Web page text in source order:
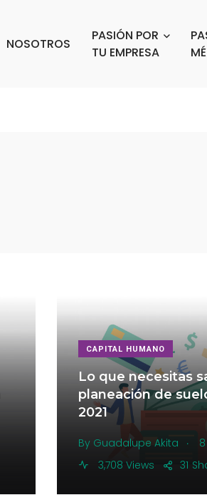
NOSOTROS
PASIÓN POR
TU EMPRESA
CAPITAL HUMANO
Lo que necesitas
planeación de
2021
By Guadalupe Akita .
3,708 Views
31